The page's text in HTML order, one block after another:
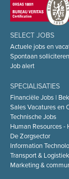
SELECT JOBS
Actuele jobs en
Spontaan solliciteren
Job alert
SPECIALISATIES
Financiële Jobs |
Sales Vacatures en
Technische Jobs
Human Resources -
De Zorgsector
Information
Transport &
Marketing &